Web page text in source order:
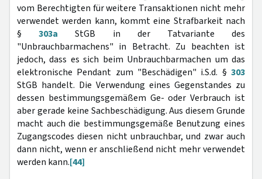
vom Berechtigten für weitere Transaktionen nicht mehr
verwendet werden kann, kommt eine Strafbarkeit nach
§303a StGB in der Tatvariante des
"Unbrauchbarmachens" in Betracht. Zu beachten ist
jedoch, dass es sich beim Unbrauchbarmachen um das
elektronische Pendant zum "Beschädigen" i.S.d. § 303
StGB handelt. Die Verwendung eines Gegenstandes zu
dessen bestimmungsgemäßem Ge- oder Verbrauch ist
aber gerade keine Sachbeschädigung. Aus diesem Grunde
macht auch die bestimmungsgemäße Benutzung eines
Zugangscodes diesen nicht unbrauchbar, und zwar auch
dann nicht, wenn er anschließend nicht mehr verwendet
werden kann.[44]